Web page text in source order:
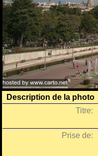
Description de la photo
Titre:
Prise de: